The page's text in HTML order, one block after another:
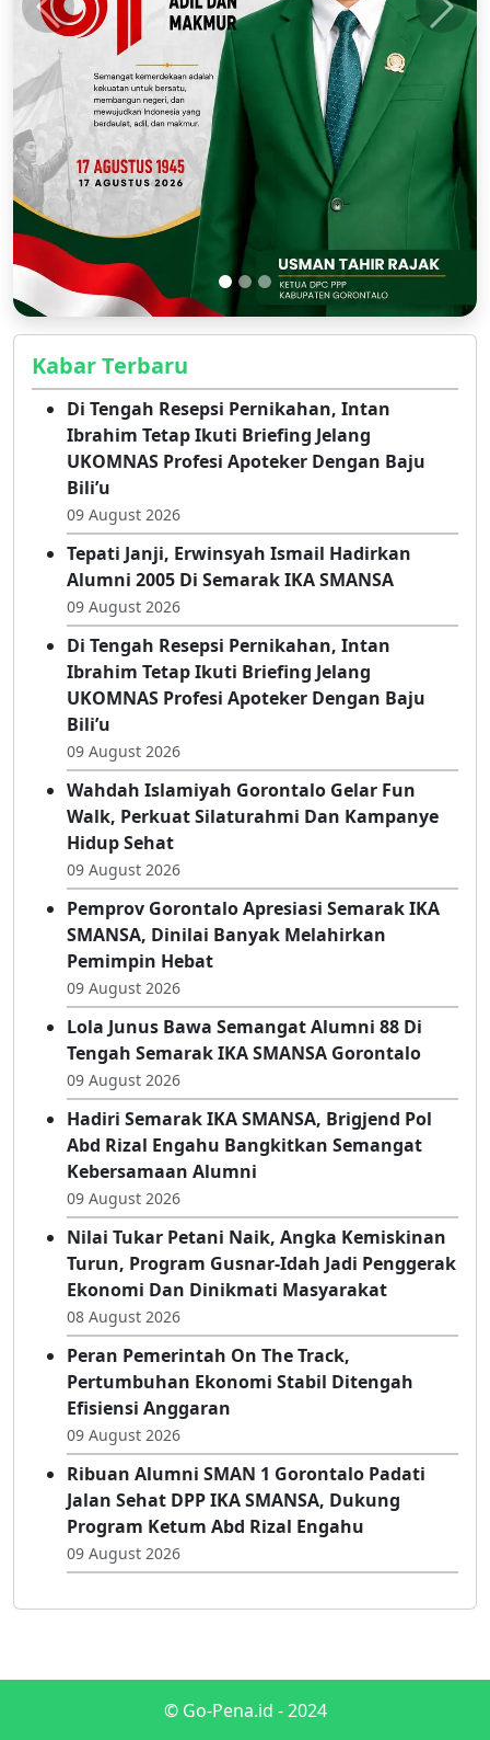
Kabar Terbaru
Di Tengah Resepsi Pernikahan, Intan
Ibrahim Tetap Ikuti Briefing Jelang
UKOMNAS Profesi Apoteker Dengan Baju
Bili’u
09 August 2026
Tepati Janji, Erwinsyah Ismail Hadirkan
Alumni 2005 Di Semarak IKA SMANSA
09 August 2026
Di Tengah Resepsi Pernikahan, Intan
Ibrahim Tetap Ikuti Briefing Jelang
UKOMNAS Profesi Apoteker Dengan Baju
Bili’u
09 August 2026
Wahdah Islamiyah Gorontalo Gelar Fun
Walk, Perkuat Silaturahmi Dan Kampanye
Hidup Sehat
09 August 2026
Pemprov Gorontalo Apresiasi Semarak IKA
SMANSA, Dinilai Banyak Melahirkan
Pemimpin Hebat
09 August 2026
Lola Junus Bawa Semangat Alumni 88 Di
Tengah Semarak IKA SMANSA Gorontalo
09 August 2026
Hadiri Semarak IKA SMANSA, Brigjend Pol
Abd Rizal Engahu Bangkitkan Semangat
Kebersamaan Alumni
09 August 2026
Nilai Tukar Petani Naik, Angka Kemiskinan
Turun, Program Gusnar-Idah Jadi Penggerak
Ekonomi Dan Dinikmati Masyarakat
08 August 2026
Peran Pemerintah On The Track,
Pertumbuhan Ekonomi Stabil Ditengah
Efisiensi Anggaran
09 August 2026
Ribuan Alumni SMAN 1 Gorontalo Padati
Jalan Sehat DPP IKA SMANSA, Dukung
Program Ketum Abd Rizal Engahu